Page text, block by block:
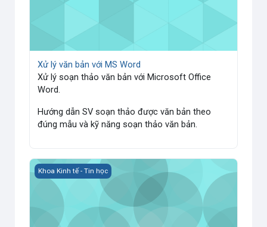
Xử lý văn bản với MS Word
Xử lý soạn thảo văn bản với Microsoft Office
Word.
Hướng dẫn SV soạn thảo được văn bản theo
đúng mẫu và kỹ năng soạn thảo văn bản.
Mô đun Năng lực số hệ Trung cấp
Khoa Kinh tế - Tin học